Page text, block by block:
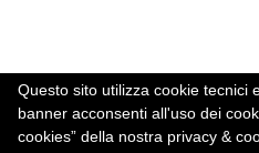
Questo sito utilizza cookie tecnici
banner acconsenti all'uso dei
cookies” della nostra privacy &